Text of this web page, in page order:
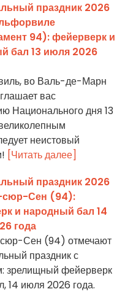
праздник 2026
94): фейерверк и
бал 13 июля 2026
во Валь-де-Марн
вас
Национального дня 13
неистовый
[Читать далее]
праздник 2026
сюр-Сен (94):
и народный бал 14
года
Сен (94) отмечают
праздник с
зрелищный фейерверк
14 июля 2026 года.